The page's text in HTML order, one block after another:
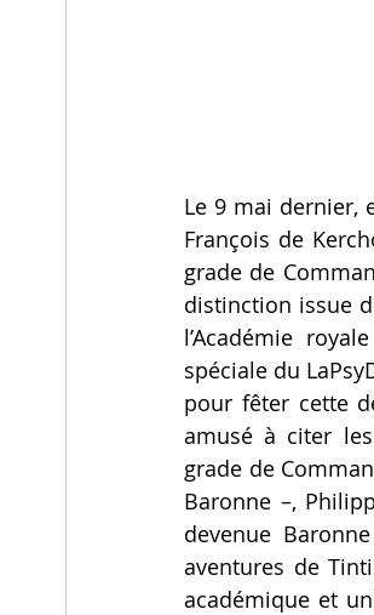
Le 9 mai dernier,
François de
grade de
distinction issue
l’Académie
spéciale du
pour fêter cette
amusé à citer
grade de
Baronne –,
devenue
aventures de
académique et